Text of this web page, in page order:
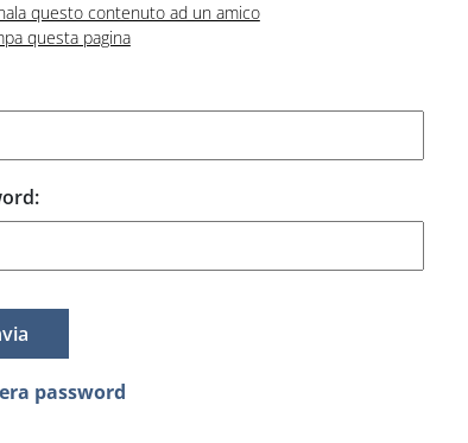
questo contenuto ad un amico
questa pagina
login Area Riservata
password